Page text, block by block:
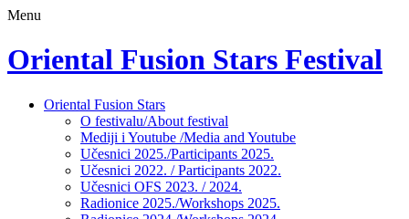
Menu
Oriental Fusion Stars Festival
Skip
Oriental Fusion Stars
O festivalu/About festival
Mediji i Youtube /Media and Youtube
Učesnici 2025./Participants 2025.
Učesnici 2022. / Participants 2022.
Učesnici OFS 2023. / 2024.
Radionice 2025./Workshops 2025.